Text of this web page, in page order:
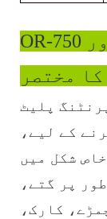
OR-750 کارڈ بورڈ ڈائی کٹنگ اور
مختصر
پلیٹ
کے لیے،
شکل میں
پر گتے،
کارک،